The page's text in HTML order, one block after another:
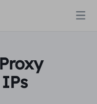
IPs